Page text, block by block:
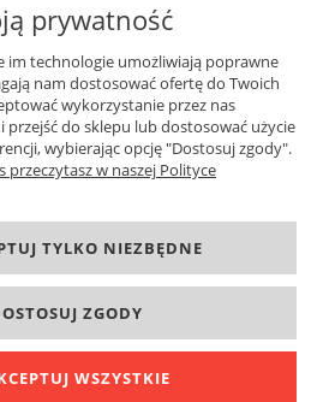
ZAPISZ SIĘ
O FIRMIE
prywatność
im technologie umożliwiają poprawne
nam dostosować ofertę do Twoich
wykorzystanie przez nas
do sklepu lub dostosować użycie
wybierając opcję "Dostosuj zgody".
przeczytasz w naszej Polityce
TYLKO NIEZBĘDNE
ZGODY
WSZYSTKIE